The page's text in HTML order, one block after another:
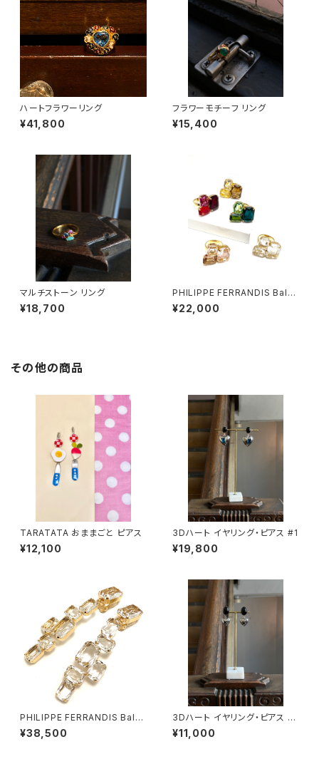
ハートフラワーリング
¥41,800
フラワーモチーフ リング
¥15,400
マルチストーン リング
¥18,700
PHILIPPE FERRANDIS Balé
ares リング
¥22,000
その他の商品
TARATATA おままごと ピアス
¥12,100
3Dハート イヤリング・ピアス #1
¥19,800
PHILIPPE FERRANDIS Balé
ares イヤリング#1
¥38,500
3Dハート イヤリング・ピアス #
2
¥11,000